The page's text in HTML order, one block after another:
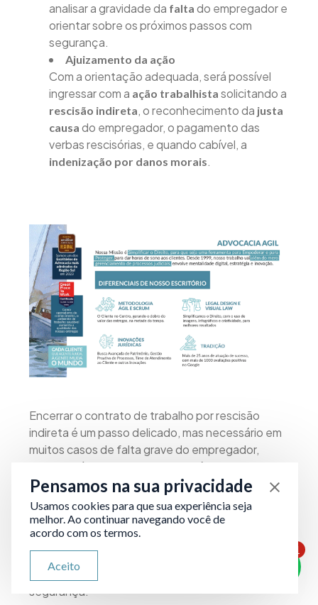
analisar a gravidade da falta do empregador e
orientar sobre os próximos passos com
segurança.
Ajuizamento da ação
Com a orientação adequada, será possível
ingressar com a ação trabalhista solicitando a
rescisão indireta, o reconhecimento da justa
causa do empregador, o pagamento das
verbas rescisórias, e quando cabível, a
indenização por danos morais.
Encerrar o contrato de trabalho por rescisão
indireta é um passo delicado, mas necessário em
muitos casos de falta grave do empregador,
como assédio moral, agressões físicas, atraso de
salário ou exposição a condições degradantes.
Neste artigo, explicamos o que diz a CLT, em
especial o artigo 483, quais são os direitos do
emprego, e como formalizar o pedido com
segurança.
1
Pensamos na sua privacidade
Usamos cookies para que sua experiência seja
melhor. Ao continuar navegando você de
acordo com os termos.
Aceito